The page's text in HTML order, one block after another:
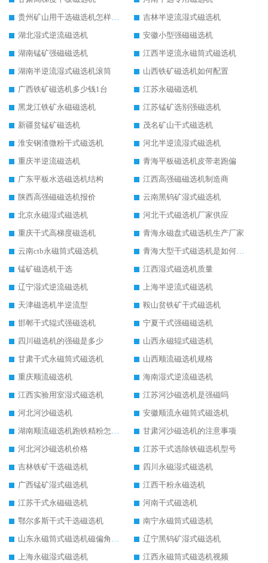
贵州矿山用干选磁选机怎样调磁
吉林半逆流湿式磁选机
湖北湿式逆流磁选机
安徽小型强磁磁选机
湖南锰矿强磁磁选机
江西半逆流永磁筒式磁选机
湖南半逆流湿式磁选机滚筒
山西铁矿磁选机如何配置
广西铁矿磁选机多少钱1台
江苏永磁磁选机
黑龙江铁矿永磁磁选机
江苏锰矿选别强磁选机
新疆贫锰矿磁选机
茂名矿山干式磁选机
淮安钢渣微粉干式磁选机
河北半逆流湿式磁选机
重庆半逆流磁选机
青海平板磁选机皮带老跑偏
广东平板水选磁选机结构
江西高强磁磁选机制造商
陕西高强磁磁选机报价
云南黑钨矿湿式磁选机
北京永磁湿式磁选机
河北干式磁选机厂家供应
重庆干式高梯度磁选机
青海永磁盘式磁选机生产厂家
云南ctb永磁筒式磁选机
青海大型干式磁选机是如何选矿的
锰矿磁选机干选
江西湿式磁选机质量
辽宁湿式逆流磁选机
上海半逆流式磁选机
天津磁选机半逆流型
鞍山贫铁矿干式磁选机
邯郸干式辊式强磁选机
宁夏干式强磁磁选机
四川磁选机的强磁是多少
山西永磁辊式磁选机
甘肃干式永磁筒式磁选机
山西顺流磁选机规格
重庆顺流磁选机
海南湿式逆流磁选机
江西实验用室湿式磁选机
江苏河沙磁选机是强磁吗
河北河沙磁选机
安徽顺流永磁筒式磁选机
湖南顺流磁选机跑铁精粉怎么处理
甘肃河沙磁选机的注意事项
河北河沙磁选机价格
江苏干式选除铁磁选机型号
吉林铁矿干选磁选机
四川永磁湿式磁选机
广西锰矿湿式磁选机
江西干粉永磁选机
江苏干式永磁磁选机
河南干式磁选机
鄂尔多斯干式干选磁选机
南宁永磁筒式磁选机
山东永磁筒式磁选机磁偏角怎么调整
辽宁黑钨矿湿式磁选机
上海永磁湿式磁选机
江西永磁筒式磁选机视频